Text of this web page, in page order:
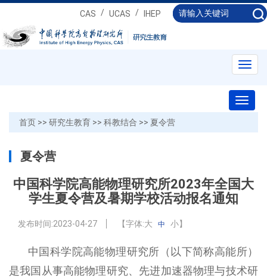
CAS / UCAS / IHEP
Toggle
首页 >> 研究生教育 >> 科教结合 >> 夏令营
夏令营
中国科学院高能物理研究所2023年全国大
学生夏令营及暑期学校活动报名通知
发布时间:2023-04-27 【字体:大 中 小】
中国科学院高能物理研究所（以下简称高能所）
是我国从事高能物理研究、先进加速器物理与技术研